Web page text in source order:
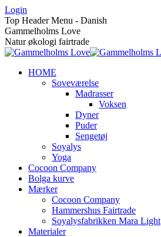
Skip
to
content
Login
Top Header Menu - Danish
Gammelholms Love
Natur økologi fairtrade
HOME
Soveværelse
Madrasser
Voksen
Dyner
Puder
Sengetøj
Soyalys
Yoga
Cocoon Company
Bolga kurve
Mærker
Cocoon Company
Hammershus Fairtrade
Soyalysfabrikken Mara Light
Materialer